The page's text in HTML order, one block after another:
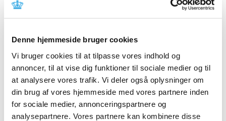
Denne hjemmeside bruger cookies
Vi bruger cookies til at tilpasse vores indhold og
annoncer, til at vise dig funktioner til sociale medier og til
at analysere vores trafik. Vi deler også oplysninger om
din brug af vores hjemmeside med vores partnere inden
for sociale medier, annonceringspartnere og
analysepartnere. Vores partnere kan kombinere disse
oktober (4)
juli (3)
juni (1)
maj (7)
april (2)
marts (2)